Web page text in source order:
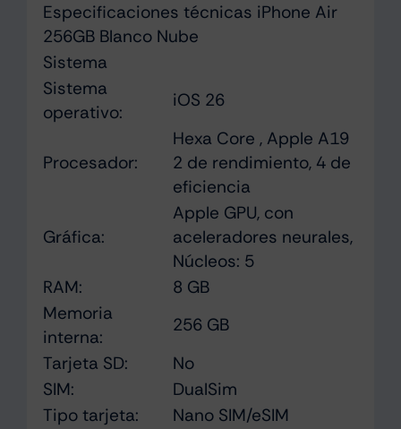
Especificaciones técnicas iPhone Air
256GB Blanco Nube
Sistema
Sistema
operativo:
iOS 26
Procesador:
Hexa Core , Apple A19
2 de rendimiento, 4 de
eficiencia
Gráfica:
Apple GPU, con
aceleradores neurales,
Núcleos: 5
RAM:
8 GB
Memoria
interna:
256 GB
Tarjeta SD:
No
SIM:
DualSim
Tipo tarjeta:
Nano SIM/eSIM